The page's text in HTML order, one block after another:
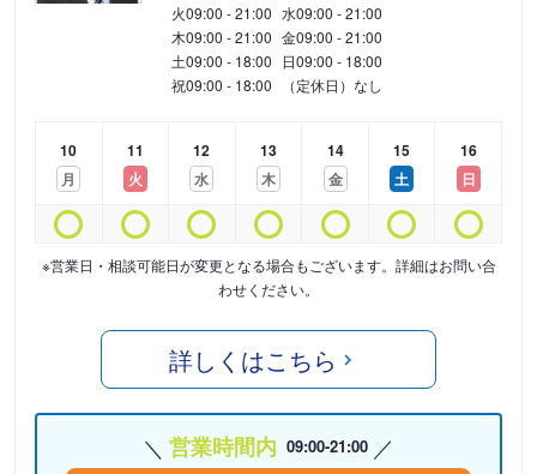
火09:00 - 21:00 水09:00 - 21:00
木09:00 - 21:00 金09:00 - 21:00
土09:00 - 18:00 日09:00 - 18:00
祝09:00 - 18:00 （定休日）なし
10
月
11
火
12
水
13
木
14
金
15
土
16
日
※営業日・相談可能日が変更となる場合もございます。詳細はお問い合
わせください。
詳しくはこちら
営業時間内 09:00-21:00